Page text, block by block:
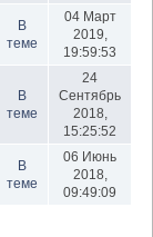
В
теме
04 Март
2019,
19:59:53
В
теме
24
Сентябрь
2018,
15:25:52
В
теме
06 Июнь
2018,
09:49:09